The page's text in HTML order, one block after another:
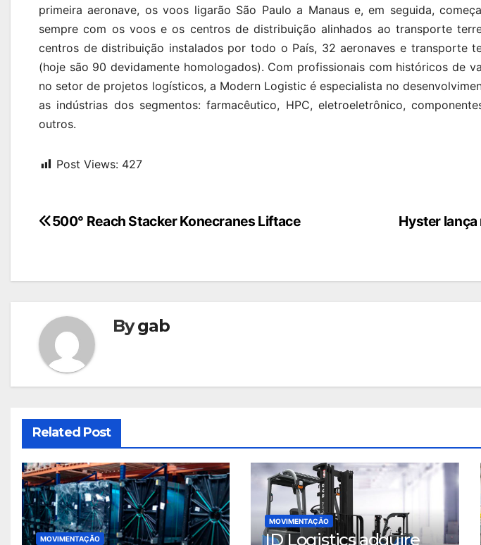
primeira aeronave, os voos ligarão São Paulo a Manaus e, em seguida,
sempre com os voos e os centros de distribuição alinhados ao transporte
centros de distribuição instalados por todo o País, 32 aeronaves e transporte
(hoje são 90 devidamente homologados). Com profissionais com históricos de
no setor de projetos logísticos, a Modern Logistic é especialista no
as indústrias dos segmentos: farmacêutico, HPC, eletroeletrônico,
outros.
Post Views: 427
Navegação
Post
Hyster
500° Reach Stacker Konecranes Liftace
Bygab
Related Post
MOVIMENTAÇÃO
MOVIMENTAÇÃO
ID Logistics adquire